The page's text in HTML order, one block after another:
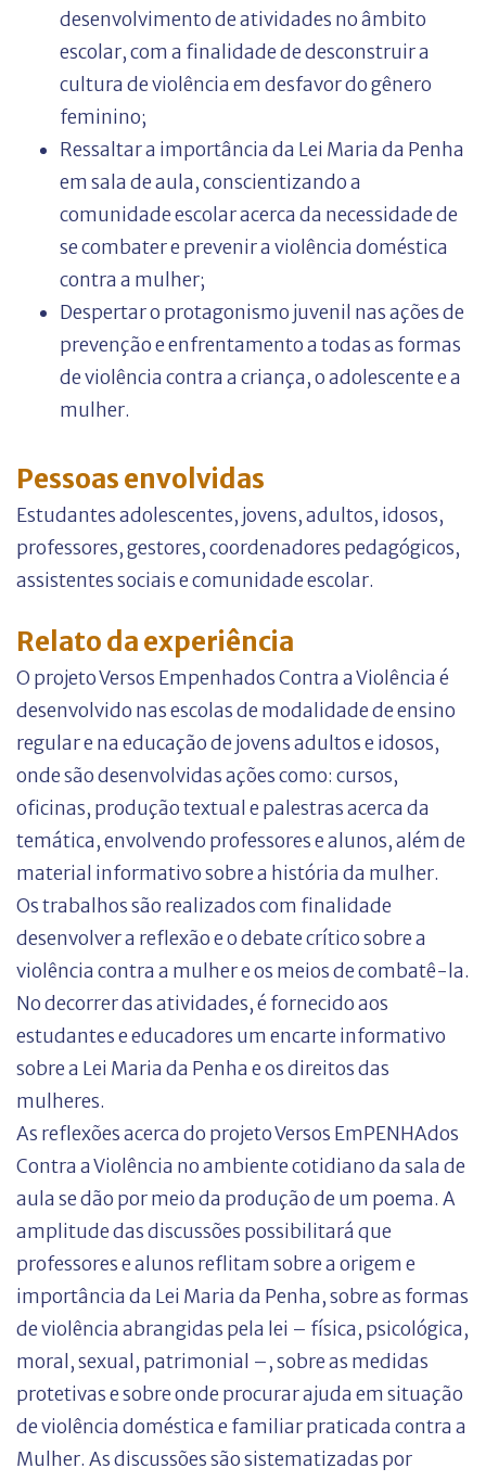
desenvolvimento de atividades no âmbito
escolar, com a finalidade de desconstruir a
cultura de violência em desfavor do gênero
feminino;
Ressaltar a importância da Lei Maria da Penha
em sala de aula, conscientizando a
comunidade escolar acerca da necessidade de
se combater e prevenir a violência doméstica
contra a mulher;
Despertar o protagonismo juvenil nas ações de
prevenção e enfrentamento a todas as formas
de violência contra a criança, o adolescente e a
mulher.
Pessoas envolvidas
Estudantes adolescentes, jovens, adultos, idosos,
professores, gestores, coordenadores pedagógicos,
assistentes sociais e comunidade escolar.
Relato da experiência
O projeto Versos Empenhados Contra a Violência é
desenvolvido nas escolas de modalidade de ensino
regular e na educação de jovens adultos e idosos,
onde são desenvolvidas ações como: cursos,
oficinas, produção textual e palestras acerca da
temática, envolvendo professores e alunos, além de
material informativo sobre a história da mulher.
Os trabalhos são realizados com finalidade
desenvolver a reflexão e o debate crítico sobre a
violência contra a mulher e os meios de combatê-la.
No decorrer das atividades, é fornecido aos
estudantes e educadores um encarte informativo
sobre a Lei Maria da Penha e os direitos das
mulheres.
As reflexões acerca do projeto Versos EmPENHAdos
Contra a Violência no ambiente cotidiano da sala de
aula se dão por meio da produção de um poema. A
amplitude das discussões possibilitará que
professores e alunos reflitam sobre a origem e
importância da Lei Maria da Penha, sobre as formas
de violência abrangidas pela lei – física, psicológica,
moral, sexual, patrimonial –, sobre as medidas
protetivas e sobre onde procurar ajuda em situação
de violência doméstica e familiar praticada contra a
Mulher. As discussões são sistematizadas por